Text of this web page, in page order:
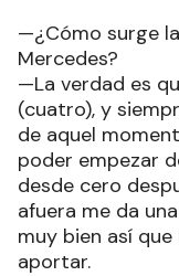
—¿Cómo surge
Mercedes?
—La verdad es
(cuatro), y
de aquel
poder empezar
desde cero
afuera me da
muy bien así
aportar.